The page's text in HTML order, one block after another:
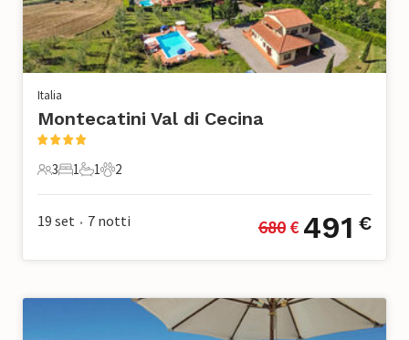
Italia
Montecatini Val di Cecina
3 Ospiti
3
1 Camera da letto
1
1 Bagno
1
2 Animali domestici
2
19 set • 7 notti 680 € 491 €